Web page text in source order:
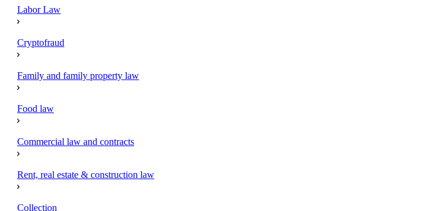
Labor Law
Cryptofraud
Family and family property law
Food law
Commercial law and contracts
Rent, real estate & construction law
Collection